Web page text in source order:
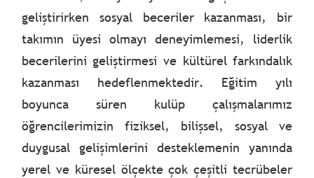
geliştirirken sosyal beceriler kazanması, bir
takımın üyesi olmayı deneyimlemesi, liderlik
becerilerini geliştirmesi ve kültürel farkındalık
kazanması hedeflenmektedir. Eğitim yılı
boyunca süren kulüp çalışmalarımız
öğrencilerimizin fiziksel, bilişsel, sosyal ve
duygusal gelişimlerini desteklemenin yanında
yerel ve küresel ölçekte çok çeşitli tecrübeler